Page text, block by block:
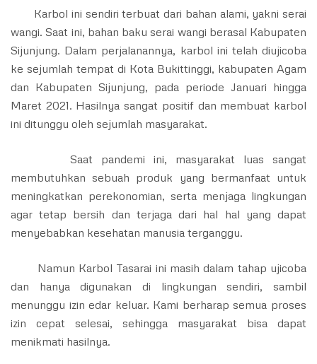
Karbol ini sendiri terbuat dari bahan alami, yakni serai
wangi. Saat ini, bahan baku serai wangi berasal Kabupaten
Sijunjung. Dalam perjalanannya, karbol ini telah diujicoba
ke sejumlah tempat di Kota Bukittinggi, kabupaten Agam
dan Kabupaten Sijunjung, pada periode Januari hingga
Maret 2021. Hasilnya sangat positif dan membuat karbol
ini ditunggu oleh sejumlah masyarakat.
Saat pandemi ini, masyarakat luas sangat
membutuhkan sebuah produk yang bermanfaat untuk
meningkatkan perekonomian, serta menjaga lingkungan
agar tetap bersih dan terjaga dari hal hal yang dapat
menyebabkan kesehatan manusia terganggu.
Namun Karbol Tasarai ini masih dalam tahap ujicoba
dan hanya digunakan di lingkungan sendiri, sambil
menunggu izin edar keluar. Kami berharap semua proses
izin cepat selesai, sehingga masyarakat bisa dapat
menikmati hasilnya.